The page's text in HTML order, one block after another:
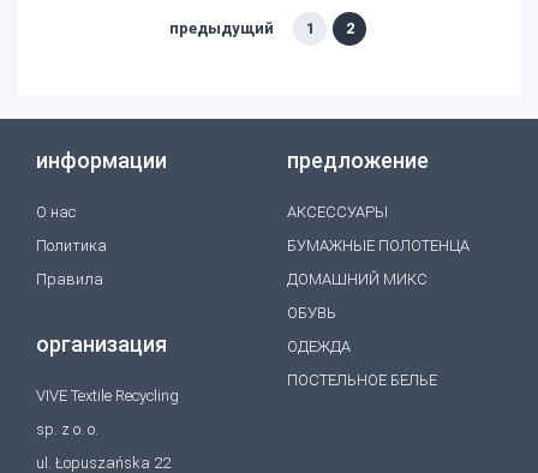
предыдущий 1 2
предложение
АКСЕССУАРЫ
БУМАЖНЫЕ ПОЛОТЕНЦА
ДОМАШНИЙ МИКС
ОБУВЬ
ОДЕЖДА
ПОСТЕЛЬНОЕ БЕЛЬЕ
информации
O нас
Политика
Правила
организация
VIVE Textile Recycling
sp. z o. o.
ul. Łopuszańska 22